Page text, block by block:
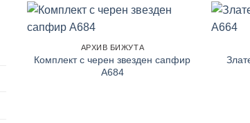
АРХИВ БИЖУТА
Комплект с черен звезден сапфир
A684